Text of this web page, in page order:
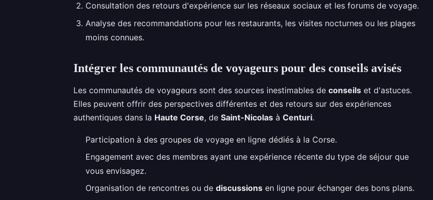
Consultation des retours d'expérience sur les réseaux sociaux et les forums de voyage.
Analyse des recommandations pour les restaurants, les visites nocturnes ou les plages
moins connues.
Intégrer les communautés de voyageurs pour des conseils avisés
Les communautés de voyageurs sont des sources inestimables de conseils et d'astuces.
Elles peuvent offrir des perspectives différentes et des retours sur des expériences
authentiques dans la Haute Corse, de Saint-Nicolas à Centuri.
Participation à des groupes de voyage en ligne dédiés à la Corse.
Engagement avec des membres ayant une expérience récente du type de séjour que
vous envisagez.
Organisation de rencontres ou de discussions en ligne pour échanger des bons plans.